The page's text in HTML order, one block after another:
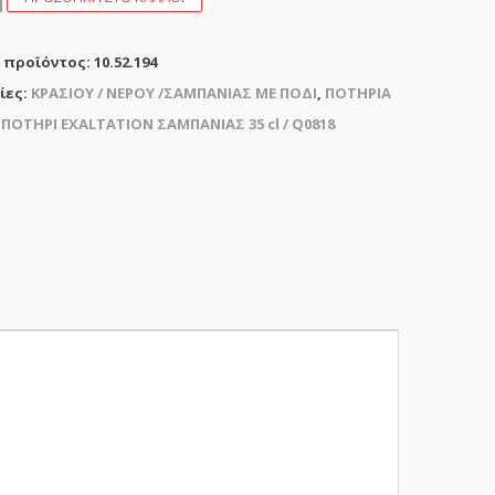
10.52.194
ΚΡΑΣΙΟΥ / ΝΕΡΟΥ /ΣΑΜΠΑΝΙΑΣ ΜΕ ΠΟΔΙ, ΠΟΤΗΡΙΑ
ΠΟΤΗΡΙ EXALTATION ΣΑΜΠΑΝΙΑΣ 35 cl / Q0818